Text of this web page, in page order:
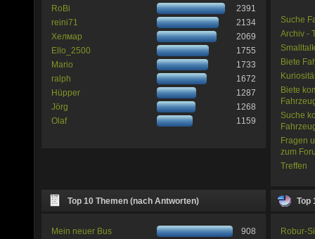
RoBi
2391
reini71
2134
Хелмар
2069
Ello_2500
1755
Mario
1733
ralph
1672
Hüpper
1287
Jörg
1268
Olaf
1159
Suche
Archiv -
Biete
Biete
Suche
Fragen
zum
Treffen
Top 10 Themen (nach Antworten)
Mein neuer Bus
908
Top
Robur-